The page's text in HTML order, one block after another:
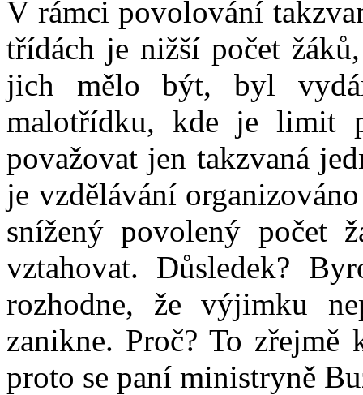
V rámci povolování
třídách je nižší počet
jich mělo být, byl
malotřídku, kde je limit
považovat jen takzvaná
je vzdělávání
snížený povolený počet
vztahovat. Důsledek?
rozhodne, že výjimku
zanikne. Proč? To
proto se paní ministryně